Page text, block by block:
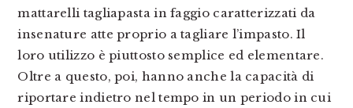
mattarelli tagliapasta in faggio caratterizzati da
insenature atte proprio a tagliare l’impasto. Il
loro utilizzo è piuttosto semplice ed elementare.
Oltre a questo, poi, hanno anche la capacità di
riportare indietro nel tempo in un periodo in cui